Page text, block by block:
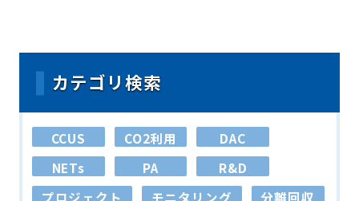
カテゴリ検索
CCUS CO2利用
DAC
NETs
PA
R&D
プロジェクト
モニタリング
分離回収